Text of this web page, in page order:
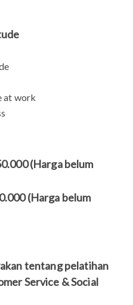
at work
(Harga belum
(Harga belum
tentang pelatihan
Service & Social